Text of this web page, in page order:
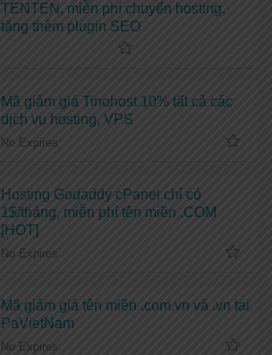
TENTEN, miễn phí chuyển hosting,
tặng thêm plugin SEO
Mã giảm giá Tinohost 10% tất cả các
dịch vụ hosting, VPS
No Expires
Hosting Godaddy cPanel chỉ có
1$/tháng, miễn phí tên miền .COM
[HOT]
No Expires
Mã giảm giá tên miền .com.vn và .vn tại
PaVietNam
No Expires